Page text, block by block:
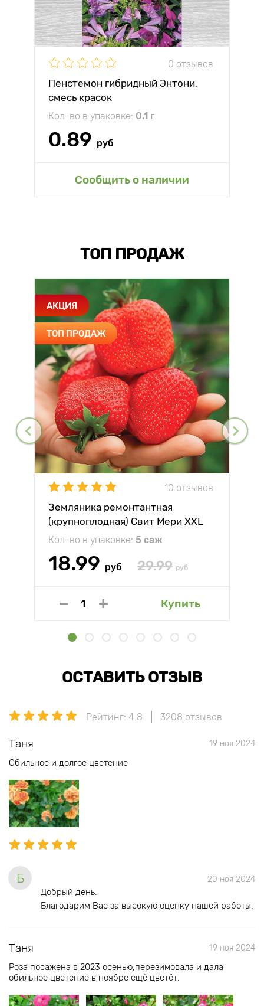
0 отзывов
Пенстемон гибридный Энтони,
смесь красок
Кол-во в упаковке: 0.1 г
0.89 руб
Сообщить о наличии
ТОП ПРОДАЖ
АКЦИЯ
ТОП ПРОДАЖ
10 отзывов
Земляника ремонтантная
(крупноплодная) Свит Мери XXL
Кол-во в упаковке: 5 саж
18.99 руб 29.99 руб
Купить
ОСТАВИТЬ ОТЗЫВ
Рейтинг: 4.8 3208 отзывов
Таня 19 ноя 2024
Обильное и долгое цветение
Б 20 ноя 2024
Добрый день.
Благодарим Вас за высокую оценку нашей работы.
Таня 19 ноя 2024
Роза посажена в 2023 осенью,перезимовала и дала
обильное цветение в ноябре ещё цветёт.